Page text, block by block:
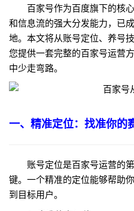
百家号作为百度旗下的核
和信息流的强大分发能力，已
地。本文将从账号定位、养号
您提供一套完整的百家号运营
中少走弯路。
一、精准定位：找准你的
账号定位是百家号运营的
键。一个精准的定位能够帮助
到目标用户。